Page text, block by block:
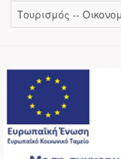
Τουρισμός --